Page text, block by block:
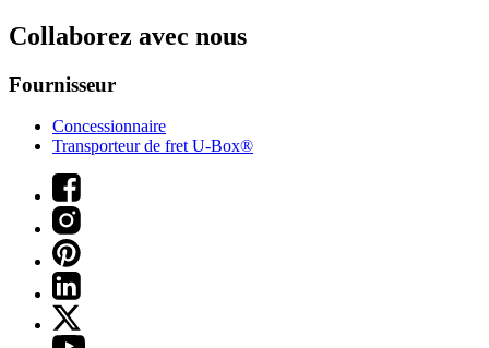
Collaborez avec nous
Fournisseur
Concessionnaire
Transporteur de fret U-Box®